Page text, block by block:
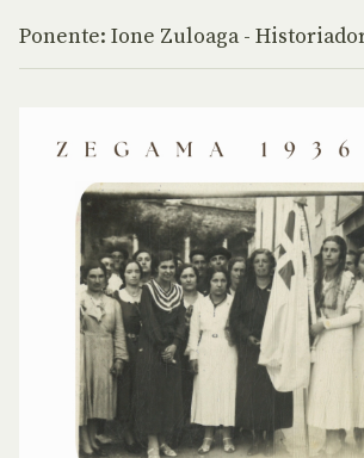
Ponente: Ione Zuloaga -